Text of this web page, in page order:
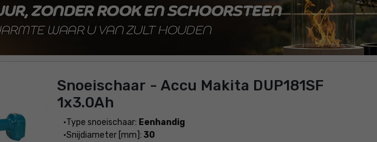
Snoeischaar - Accu Makita DUP181SF
1x3.0Ah
Type snoeischaar: Eenhandig
Snijdiameter [mm]: 30